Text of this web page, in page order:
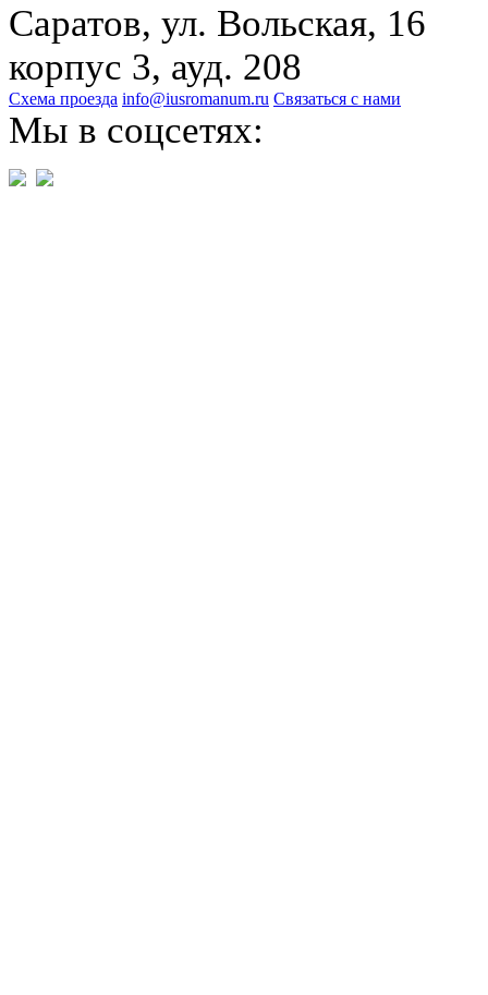
Саратов, ул. Вольская, 16
корпус 3, ауд. 208
Схема проезда info@iusromanum.ru Связаться с нами
Мы в соцсетях: